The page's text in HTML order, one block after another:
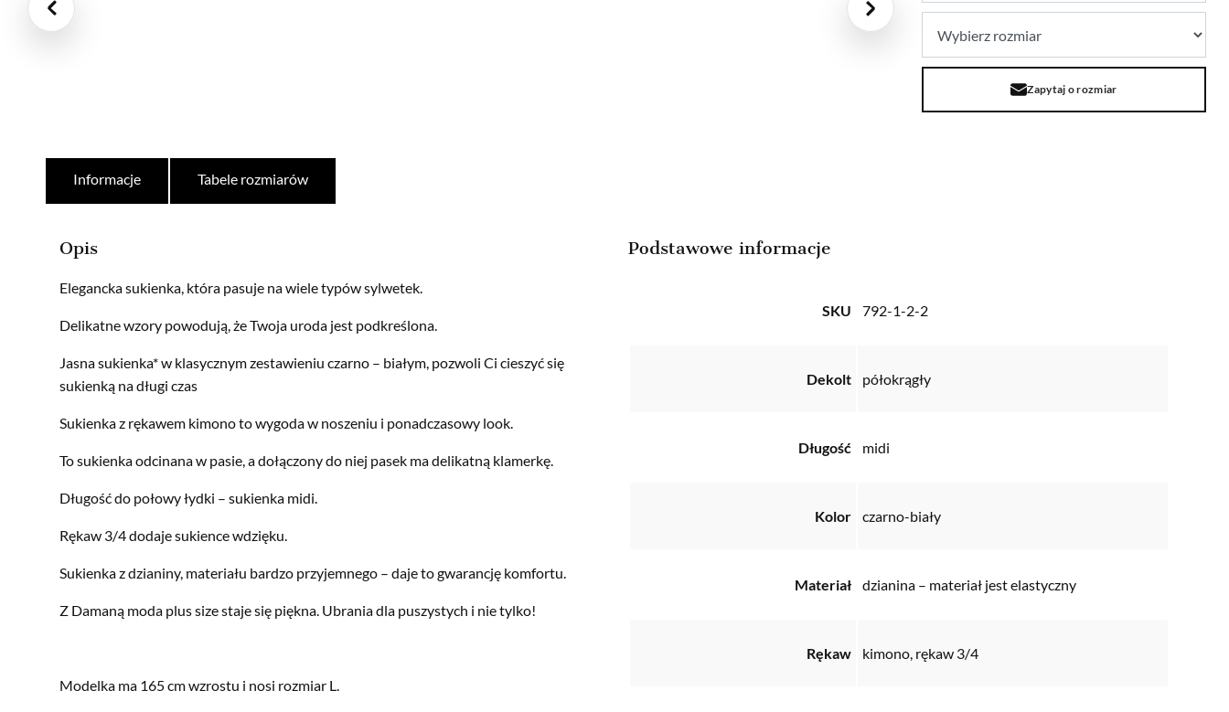
Zapytaj o rozmiar
Informacje Tabele rozmiarów
Opis
Elegancka sukienka, która pasuje na wiele typów sylwetek.
Delikatne wzory powodują, że Twoja uroda jest podkreślona.
Jasna sukienka* w klasycznym zestawieniu czarno – białym, pozwoli Ci cieszyć się
sukienką na długi czas
Sukienka z rękawem kimono to wygoda w noszeniu i ponadczasowy look.
To sukienka odcinana w pasie, a dołączony do niej pasek ma delikatną klamerkę.
Długość do połowy łydki – sukienka midi.
Rękaw 3/4 dodaje sukience wdzięku.
Sukienka z dzianiny, materiału bardzo przyjemnego – daje to gwarancję komfortu.
Z Damaną moda plus size staje się piękna. Ubrania dla puszystych i nie tylko!
Modelka ma 165 cm wzrostu i nosi rozmiar L.
Podstawowe informacje
SKU 792-1-2-2
Dekolt półokrągły
Długość midi
Kolor czarno-biały
Materiał dzianina – materiał jest elastyczny
Rękaw kimono, rękaw 3/4